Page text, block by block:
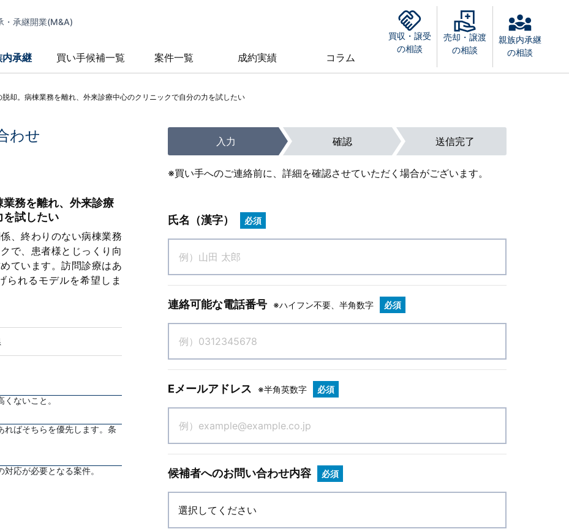
・承継開業(M&A)
内承継 買い手候補一覧 案件一覧 成約実績 コラム
買収・譲受
の相談
売却・譲渡
の相談
親族内承継
の相談
脱却。病棟業務を離れ、外来診療中心のクリニックで自分の力を試したい
わせ
業務を離れ、外来診療
を試したい
、終わりのない病棟業務
で、患者様とじっくり向
ています。訪問診療はあ
られるモデルを希望しま
ないこと。
ればそちらを優先します。条
応が必要となる案件。
入力 確認 送信完了
※買い手へのご連絡前に、詳細を確認させていただく場合がございます。
氏名（漢字） 必須
連絡可能な電話番号 ※ハイフン不要、半角数字 必須
Eメールアドレス ※半角英数字 必須
候補者へのお問い合わせ内容 必須